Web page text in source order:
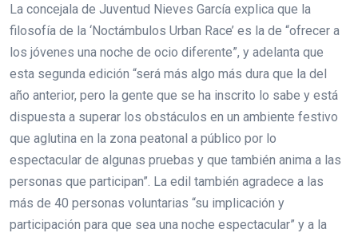
La concejala de Juventud Nieves García explica que la
filosofía de la ‘Noctámbulos Urban Race’ es la de “ofrecer a
los jóvenes una noche de ocio diferente”, y adelanta que
esta segunda edición “será más algo más dura que la del
año anterior, pero la gente que se ha inscrito lo sabe y está
dispuesta a superar los obstáculos en un ambiente festivo
que aglutina en la zona peatonal a público por lo
espectacular de algunas pruebas y que también anima a las
personas que participan”. La edil también agradece a las
más de 40 personas voluntarias “su implicación y
participación para que sea una noche espectacular” y a la